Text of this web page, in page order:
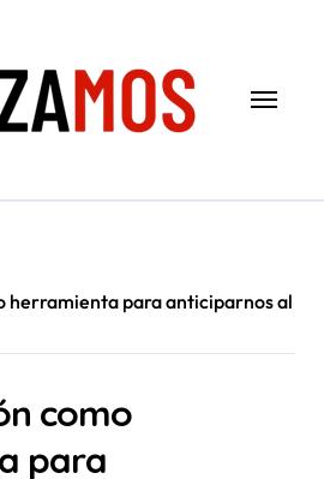
herramienta para anticiparnos al
como
para